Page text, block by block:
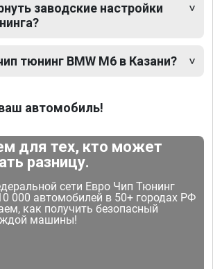
заводские настройки
тюнинг BMW M6 в Казани?
автомобиль!
для тех, кто может
разницу.
сети Евро Чип Тюнинг
000 автомобилей в 50+ городах РФ
как получить безопасный
машины!